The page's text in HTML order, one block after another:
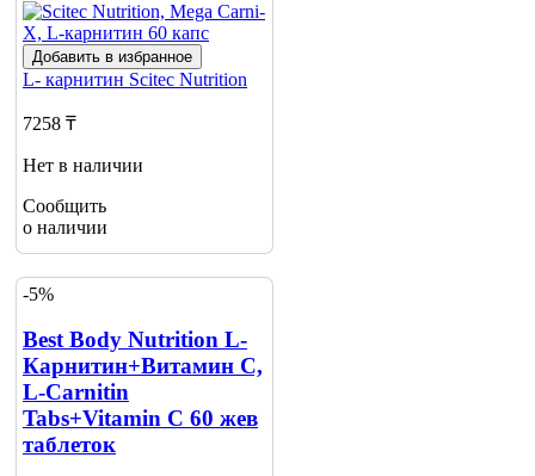
Добавить в избранное
L- карнитин Scitec Nutrition
7258 ₸
Нет в наличии
Сообщить
о наличии
-5%
Best Body Nutrition L-
Карнитин+Витамин С,
L-Carnitin
Tabs+Vitamin C 60 жев
таблеток